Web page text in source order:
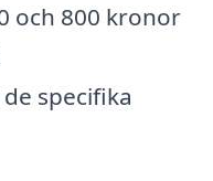
och 800 kronor
specifika